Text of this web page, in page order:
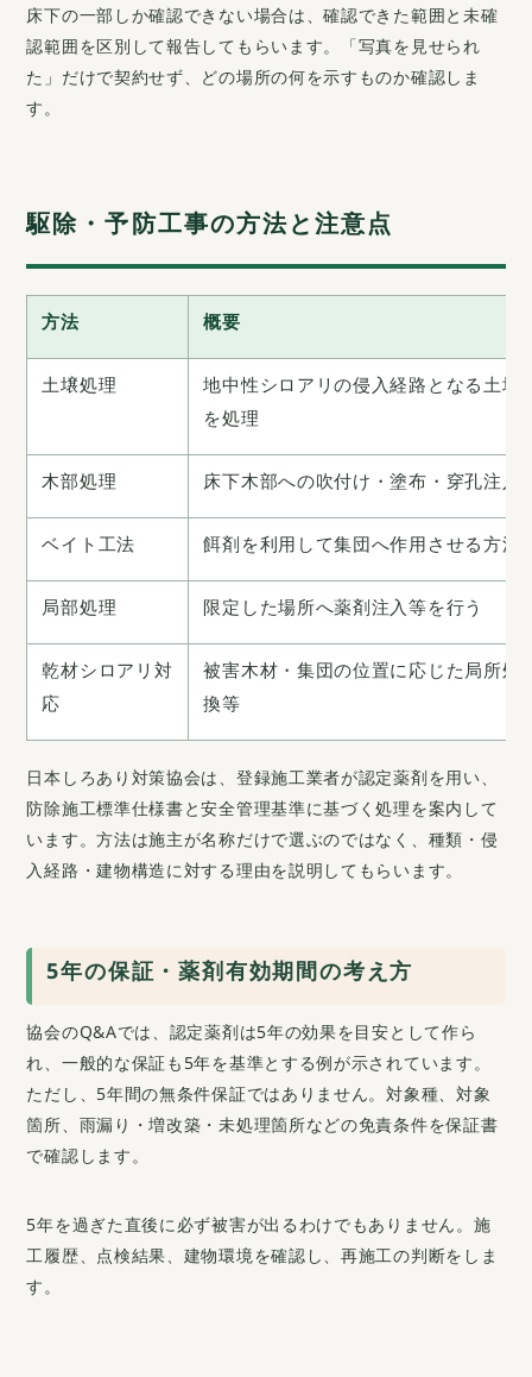
床下の一部しか確認できない場合は、確認できた範囲と未確
認範囲を区別して報告してもらいます。「写真を見せられ
た」だけで契約せず、どの場所の何を示すものか確認しま
す。
駆除・予防工事の方法と注意点
方法
概要
土壌処理
地中性シロアリの侵入経路となる土壌
を処理
木部処理
床下木部への吹付け・塗布・穿孔注入
ベイト工法
餌剤を利用して集団へ作用させる方法
局部処理
限定した場所へ薬剤注入等を行う
乾材シロアリ対
応
被害木材・集団の位置に応じた局所処
換等
日本しろあり対策協会は、登録施工業者が認定薬剤を用い、
防除施工標準仕様書と安全管理基準に基づく処理を案内して
います。方法は施主が名称だけで選ぶのではなく、種類・侵
入経路・建物構造に対する理由を説明してもらいます。
5年の保証・薬剤有効期間の考え方
協会のQ&Aでは、認定薬剤は5年の効果を目安として作ら
れ、一般的な保証も5年を基準とする例が示されています。
ただし、5年間の無条件保証ではありません。対象種、対象
箇所、雨漏り・増改築・未処理箇所などの免責条件を保証書
で確認します。
5年を過ぎた直後に必ず被害が出るわけでもありません。施
工履歴、点検結果、建物環境を確認し、再施工の判断をしま
す。